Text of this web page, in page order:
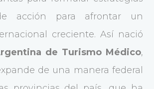
acción para afrontar un
creciente. Así nació
de Turismo Médico,
de una manera federal